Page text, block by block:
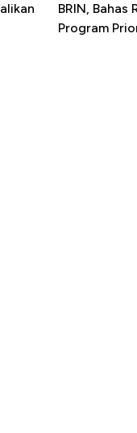
BRIN, Bahas
Program